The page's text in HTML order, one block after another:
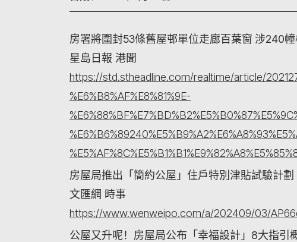
房署將圍封53條舊屋邨單位走廊百葉窗 涉240
星島日報 港聞
https://std.stheadline.com/realtime/article/
%E6%B8%AF%E8%81%9E-
房屋局推出「簡約公屋」住戶特別津貼試驗計
文匯網 時事
https://www.wenweipo.com/a/202409/03/
公屋又升呢！房屋局公布「幸福設計」8大指引